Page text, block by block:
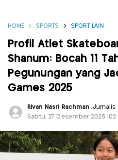
HOME SPORTS SPORT LAIN
Profil Atlet
Shanum: Bocah 11
Pegunungan yang
Games 2025
Rivan Nasri Rachman ,Jurnalis
Sabtu, 27 Desember 2025